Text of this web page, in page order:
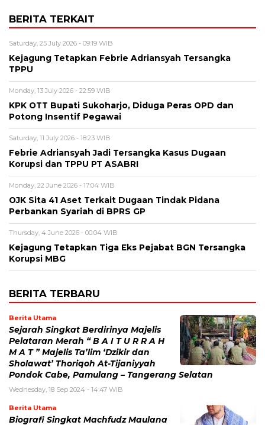
BERITA TERKAIT
Saturday, 25 July 2026 - 09:19 WIB
Kejagung Tetapkan Febrie Adriansyah Tersangka
TPPU
Monday, 13 July 2026 - 22:59 WIB
KPK OTT Bupati Sukoharjo, Diduga Peras OPD dan
Potong Insentif Pegawai
Saturday, 11 July 2026 - 18:23 WIB
Febrie Adriansyah Jadi Tersangka Kasus Dugaan
Korupsi dan TPPU PT ASABRI
Monday, 22 June 2026 - 17:04 WIB
OJK Sita 41 Aset Terkait Dugaan Tindak Pidana
Perbankan Syariah di BPRS GP
Thursday, 4 June 2026 - 00:04 WIB
Kejagung Tetapkan Tiga Eks Pejabat BGN Tersangka
Korupsi MBG
BERITA TERBARU
Berita Utama
Sejarah Singkat Berdirinya Majelis
Pelataran Merah “ B A I T U R R A H
M A T ” Majelis Ta’lim ‘Dzikir dan
Sholawat’ Thoriqoh At-Tijaniyyah
Pondok Cabe, Pamulang – Tangerang Selatan
Wednesday, 18 Sep 2024 - 14:47 WIB
Berita Utama
Biografi Singkat Machfudz Maulana